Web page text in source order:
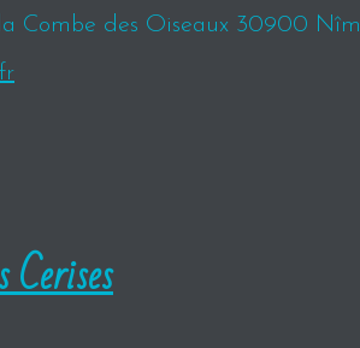
Combe des Oiseaux 30900
Cerises